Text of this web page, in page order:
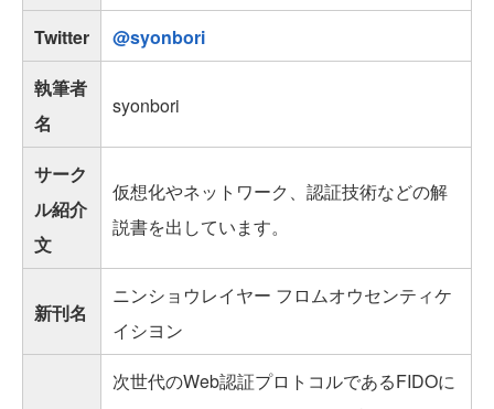
Twitter
@syonbori
執筆者
名
syonbori
サーク
ル紹介
文
仮想化やネットワーク、認証技術などの解
説書を出しています。
新刊名
ニンショウレイヤー フロムオウセンティケ
イシヨン
次世代のWeb認証プロトコルであるFIDOに